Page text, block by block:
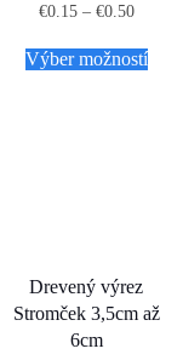
€0.15– €0.50
Výber možností
Drevený výrez
Stromček 3,5cm až
6cm